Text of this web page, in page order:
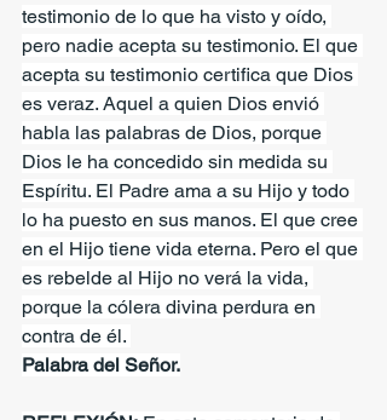
testimonio de lo que ha visto y oído,
pero nadie acepta su testimonio. El que
acepta su testimonio certifica que Dios
es veraz. Aquel a quien Dios envió
habla las palabras de Dios, porque
Dios le ha concedido sin medida su
Espíritu. El Padre ama a su Hijo y todo
lo ha puesto en sus manos. El que cree
en el Hijo tiene vida eterna. Pero el que
es rebelde al Hijo no verá la vida,
porque la cólera divina perdura en
contra de él.
Palabra del Señor.